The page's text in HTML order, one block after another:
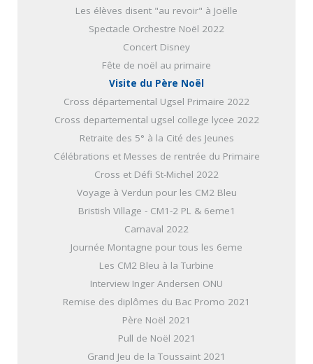
Les élèves disent "au revoir" à Joëlle
Spectacle Orchestre Noël 2022
Concert Disney
Fête de noël au primaire
Visite du Père Noël
Cross départemental Ugsel Primaire 2022
Cross departemental ugsel college lycee 2022
Retraite des 5° à la Cité des Jeunes
Célébrations et Messes de rentrée du Primaire
Cross et Défi St-Michel 2022
Voyage à Verdun pour les CM2 Bleu
Bristish Village - CM1-2 PL & 6eme1
Carnaval 2022
Journée Montagne pour tous les 6eme
Les CM2 Bleu à la Turbine
Interview Inger Andersen ONU
Remise des diplômes du Bac Promo 2021
Père Noël 2021
Pull de Noël 2021
Grand Jeu de la Toussaint 2021